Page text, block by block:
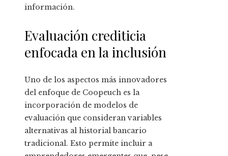
información.
Evaluación crediticia
enfocada en la inclusión
Uno de los aspectos más innovadores
del enfoque de Coopeuch es la
incorporación de modelos de
evaluación que consideran variables
alternativas al historial bancario
tradicional. Esto permite incluir a